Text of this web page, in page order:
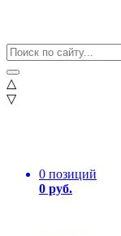
△
▽
0 позиций
0 руб.